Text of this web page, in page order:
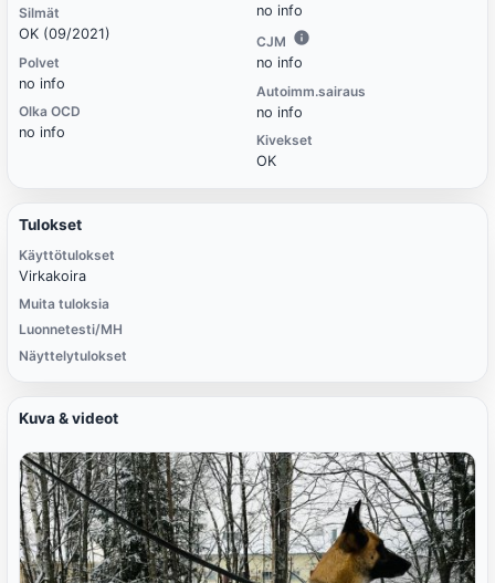
Silmät
OK (09/2021)
Polvet
no info
Olka OCD
no info
no info
CJM
no info
Autoimm.sairaus
no info
Kivekset
OK
Tulokset
Käyttötulokset
Virkakoira
Muita tuloksia
Luonnetesti/MH
Näyttelytulokset
Kuva & videot